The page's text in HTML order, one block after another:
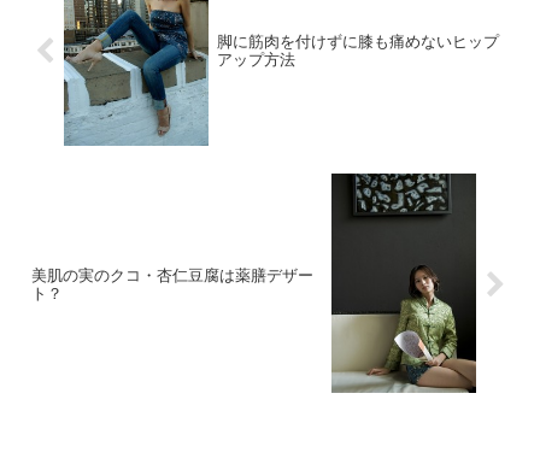
脚に筋肉を付けずに膝も痛めないヒップ
アップ方法
美肌の実のクコ・杏仁豆腐は薬膳デザー
ト？